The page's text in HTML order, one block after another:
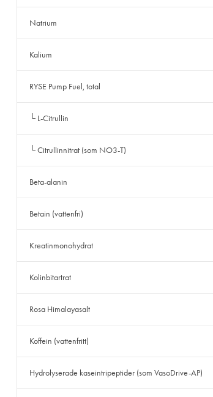
Natrium
Kalium
RYSE Pump Fuel, total
└ L-Citrullin
└ Citrullinnitrat (som NO3-T)
Beta-alanin
Betain (vattenfri)
Kreatinmonohydrat
Kolinbitartrat
Rosa Himalayasalt
Koffein (vattenfritt)
Hydrolyserade kaseintripeptider (som VasoDrive-AP)